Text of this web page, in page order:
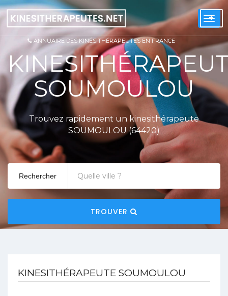
+
ANNUAIRE DES KINÉSITHÉRAPEUTES EN FRANCE
SOUMOULOU
Trouvez rapidement un kinesithérapeute
SOUMOULOU (64420)
Rechercher
TROUVER
KINESITHÉRAPEUTE SOUMOULOU